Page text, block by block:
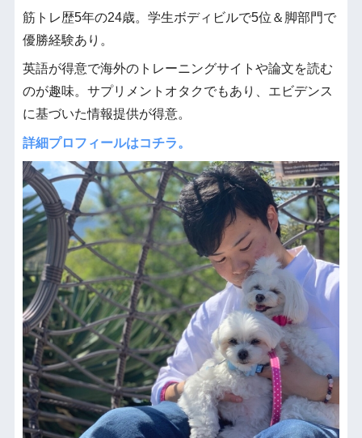
筋トレ歴5年の24歳。学生ボディビルで5位＆脚部門で
優勝経験あり。
英語が得意で海外のトレーニングサイトや論文を読む
のが趣味。サプリメントオタクでもあり、エビデンス
に基づいた情報提供が得意。
詳細プロフィールはコチラ。